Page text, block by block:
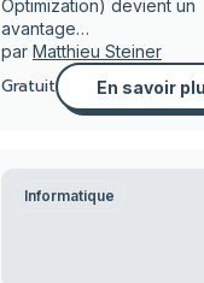
Optimization) devient un
avantage…
par Matthieu Steiner
Gratuit En savoir
Informatique